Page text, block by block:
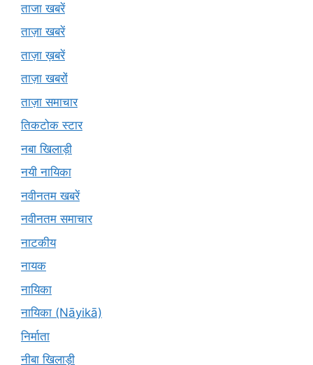
ताजा खबरें
ताज़ा खबरें
ताज़ा ख़बरें
ताज़ा खबरों
ताज़ा समाचार
तिकटोक स्टार
नबा खिलाड़ी
नयी नायिका
नवीनतम खबरें
नवीनतम समाचार
नाटकीय
नायक
नायिका
नायिका (Nāyikā)
निर्माता
नीबा खिलाड़ी